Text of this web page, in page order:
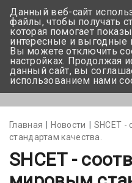
Главная Новости
SHCET -
стандартам качества.
SHCET -
Данный веб-сайт
файлы, чтобы получать
которая помогает
интересные и выгодные
Вы можете отключить
настройках. Продолжая
данный сайт, вы
использованием нами